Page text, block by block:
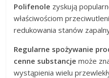
Polifenole zyskują
właściwościom
redukowania stanów
Regularne spożywanie
cenne substancje może
wystąpienia wielu